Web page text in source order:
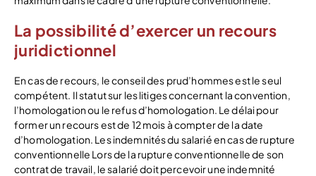
La possibilité d’exercer un recours
juridictionnel
En cas de recours, le conseil des prud’hommes est le seul
compétent. Il statut sur les litiges concernant la convention,
l’homologation ou le refus d’homologation. Le délai pour
former un recours est de 12 mois à compter de la date
d’homologation. Les indemnités du salarié en cas de rupture
conventionnelle Lors de la rupture conventionnelle de son
contrat de travail, le salarié doit percevoir une indemnité